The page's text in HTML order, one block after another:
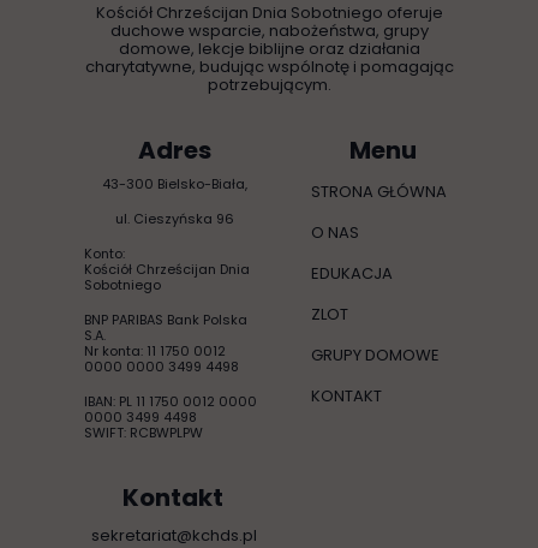
Kościół Chrześcijan Dnia Sobotniego oferuje
duchowe wsparcie, nabożeństwa, grupy
domowe, lekcje biblijne oraz działania
charytatywne, budując wspólnotę i pomagając
potrzebującym.
Menu
STRONA GŁÓWNA
O NAS
EDUKACJA
ZLOT
GRUPY DOMOWE
KONTAKT
Adres
43-300 Bielsko-Biała,
ul. Cieszyńska 96
Konto:
Kościół Chrześcijan Dnia
Sobotniego
BNP PARIBAS Bank Polska
S.A.
Nr konta: 11 1750 0012
0000 0000 3499 4498
IBAN: PL 11 1750 0012 0000
0000 3499 4498
SWIFT: RCBWPLPW
Kontakt
sekretariat@kchds.pl